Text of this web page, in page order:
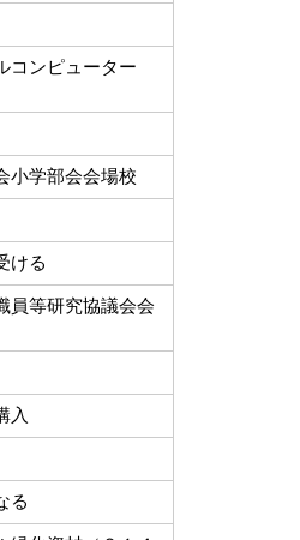
コンピューター
小学部会会場校
ける
員等研究協議会会
入
る